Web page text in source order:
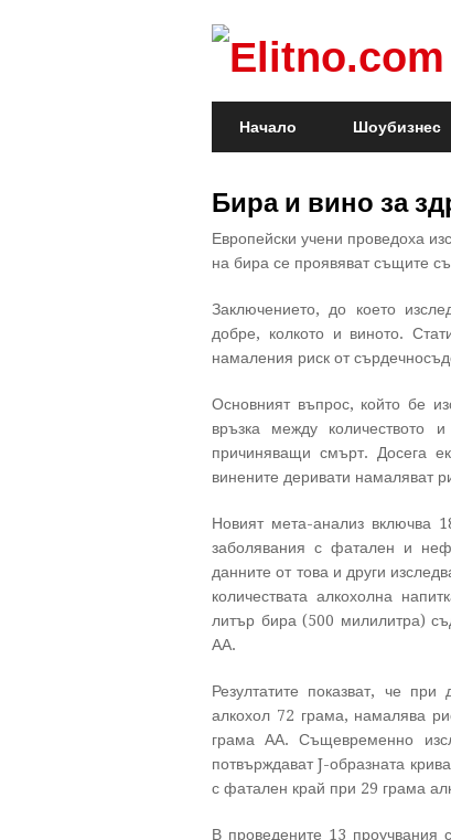
Начало Шоубизнес
Бира и вино за
Европейски учени проведоха
на бира се проявяват същите
Заключението, до което
добре, колкото и виното.
намаления риск от
Основният въпрос, който бе
връзка между количеството
причиняващи смърт. Досега
винените деривати намаляват
Новият мета-анализ включва
заболявания с фатален и
данните от това и други
количествата алкохолна
литър бира (500 милилитра)
АА.
Резултатите показват, че
алкохол 72 грама, намалява
грама АА. Същевременно
потвърждават J-образната
с фатален край при 29 грама
В проведените 13 проучвания